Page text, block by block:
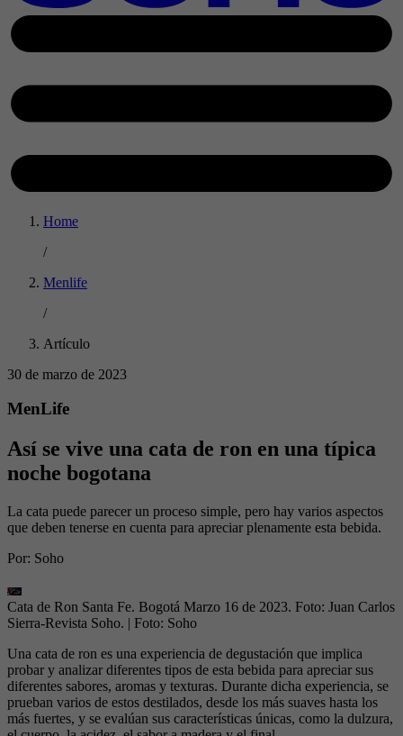
Home
/
Menlife
/
Artículo
30 de marzo de 2023
MenLife
Así se vive una cata de ron en una típica
noche bogotana
La cata puede parecer un proceso simple, pero hay varios aspectos
que deben tenerse en cuenta para apreciar plenamente esta bebida.
Por: Soho
Cata de Ron Santa Fe. Bogotá Marzo 16 de 2023. Foto: Juan Carlos
Sierra-Revista Soho. | Foto: Soho
Una cata de ron es una experiencia de degustación que implica
probar y analizar diferentes tipos de esta bebida para apreciar sus
diferentes sabores, aromas y texturas. Durante dicha experiencia, se
prueban varios de estos destilados, desde los más suaves hasta los
más fuertes, y se evalúan sus características únicas, como la dulzura,